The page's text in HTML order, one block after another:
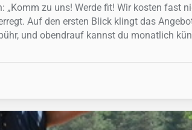
zu uns! Werde fit! Wir kosten fast
Auf den ersten Blick klingt das
und obendrauf kannst du monatlich